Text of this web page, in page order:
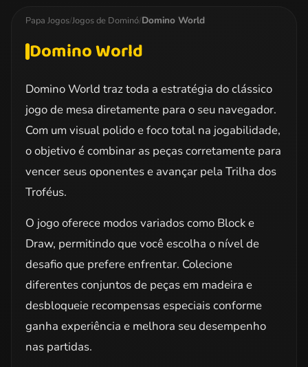
Papa Jogos/Jogos de Dominó/Domino World
Domino World
Domino World traz toda a estratégia do clássico
jogo de mesa diretamente para o seu navegador.
Com um visual polido e foco total na jogabilidade,
o objetivo é combinar as peças corretamente para
vencer seus oponentes e avançar pela Trilha dos
Troféus.
O jogo oferece modos variados como Block e
Draw, permitindo que você escolha o nível de
desafio que prefere enfrentar. Colecione
diferentes conjuntos de peças em madeira e
desbloqueie recompensas especiais conforme
ganha experiência e melhora seu desempenho
nas partidas.